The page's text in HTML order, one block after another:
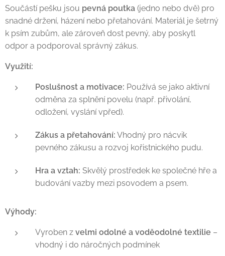
Součástí pešku jsou pevná poutka (jedno nebo dvě) pro
snadné držení, házení nebo přetahování. Materiál je šetrný
k psím zubům, ale zároveň dost pevný, aby poskytl
odpor a podporoval správný zákus.
Využití:
Poslušnost a motivace: Používá se jako aktivní
odměna za splnění povelu (např. přivolání,
odložení, vyslání vpřed).
Zákus a přetahování: Vhodný pro nácvik
pevného zákusu a rozvoj kořistnického pudu.
Hra a vztah: Skvělý prostředek ke společné hře a
budování vazby mezi psovodem a psem.
Výhody:
Vyroben z velmi odolné a voděodolné textilie –
vhodný i do náročných podmínek